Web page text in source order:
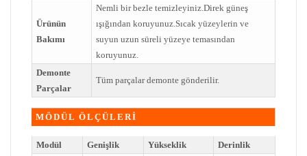
Ürünün
Bakımı
Nemli bir bezle temizleyiniz.Direk güneş
ışığından koruyunuz.Sıcak yüzeylerin ve
suyun uzun süreli yüzeye temasından
koruyunuz.
Demonte
Parçalar
Tüm parçalar demonte gönderilir.
MÖDÜL ÖLÇÜLERİ
Modül Genişlik Yükseklik
Derinlik